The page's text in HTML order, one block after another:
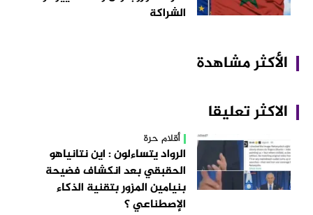
الشراكة
الأكثر مشاهدة
الاكثر تعليقا
أقلام حرة
الرواد يتساءلون : اين نتانياهو
الحقبقي بعد انكشاف فضيحة
بنيامين المزور بتقنية الذكاء
الإصطناعي ؟